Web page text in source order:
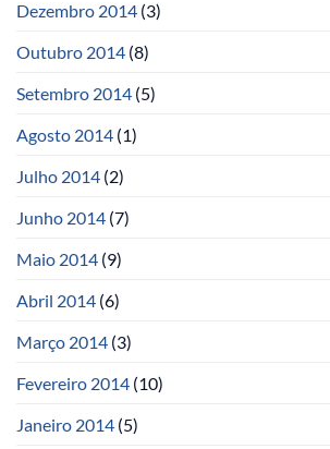
Dezembro 2014 (3)
Outubro 2014 (8)
Setembro 2014 (5)
Agosto 2014 (1)
Julho 2014 (2)
Junho 2014 (7)
Maio 2014 (9)
Abril 2014 (6)
Março 2014 (3)
Fevereiro 2014 (10)
Janeiro 2014 (5)